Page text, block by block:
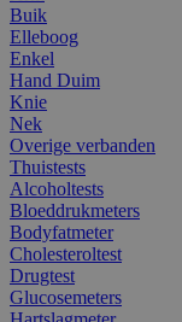
Buik
Elleboog
Enkel
Hand Duim
Knie
Nek
Overige verbanden
Thuistests
Alcoholtests
Bloeddrukmeters
Bodyfatmeter
Cholesteroltest
Drugtest
Glucosemeters